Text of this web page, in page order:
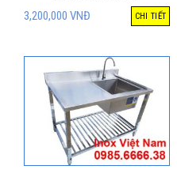
3,200,000 VNĐ CHI TIẾT